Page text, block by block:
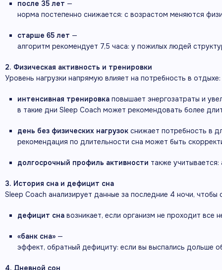
после 35 лет —
норма постепенно снижается: с возрастом меняются
старше 65 лет —
алгоритм рекомендует 7,5 часа: у пожилых людей
2. Физическая активность и тренировки
Уровень нагрузки напрямую влияет на потребность в отдыхе:
интенсивная тренировка повышает энергозатраты и
в такие дни Sleep Coach может рекомендовать более
день без физических нагрузок снижает потребность в
рекомендация по длительности сна может быть
долгосрочный профиль активности также учитывается:
3. История сна и дефицит сна
Sleep Coach анализирует данные за последние 4 ночи, чтобы
дефицит сна возникает, если организм не проходит все
«банк сна» —
эффект, обратный дефициту: если вы выспались дольше
4. Дневной сон